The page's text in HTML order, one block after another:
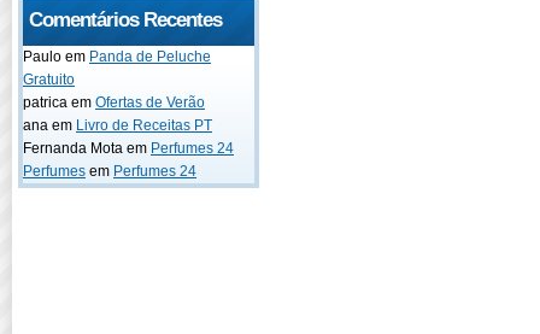
Comentários Recentes
Paulo em Panda de Peluche
Gratuito
patrica em Ofertas de Verão
ana em Livro de Receitas PT
Fernanda Mota em Perfumes 24
Perfumes em Perfumes 24